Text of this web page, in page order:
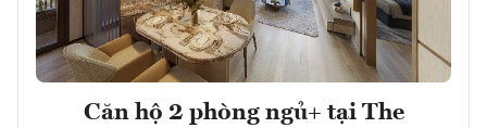
Căn hộ 2 phòng ngủ+ tại The